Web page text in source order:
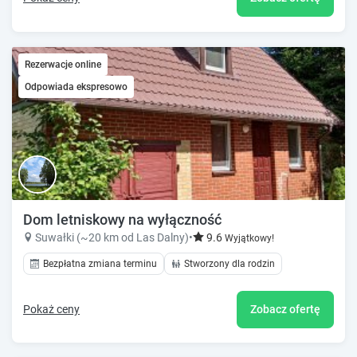
Rezerwacje online
Odpowiada ekspresowo
Dom letniskowy na wyłączność
Suwałki (~20 km od Las Dalny)• 9.6 Wyjątkowy!
Bezpłatna zmiana terminu Stworzony dla rodzin
Pokaż ceny Zobacz ofertę